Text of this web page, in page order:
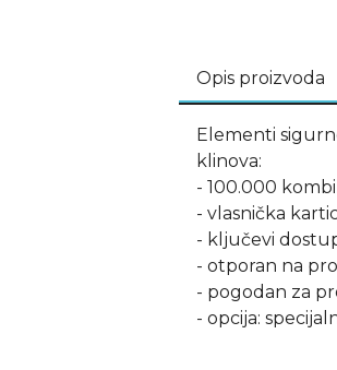
Opis proizvoda
Elementi
klinova:
- 100.000
- vlasnička
- ključevi
- otporan na
- pogodan za
- opcija: